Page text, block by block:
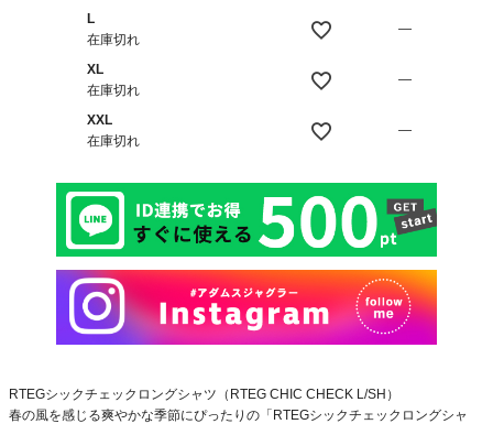
L
在庫切れ
—
XL
在庫切れ
—
XXL
在庫切れ
—
RTEGシックチェックロングシャツ（RTEG CHIC CHECK L/SH）
春の風を感じる爽やかな季節にぴったりの「RTEGシックチェックロングシャ